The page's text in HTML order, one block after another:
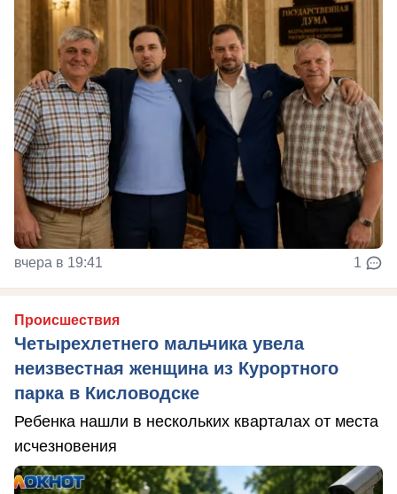
вчера в 19:41 1
Происшествия
Четырехлетнего мальчика увела
неизвестная женщина из Курортного
парка в Кисловодске
Ребенка нашли в нескольких кварталах от места
исчезновения